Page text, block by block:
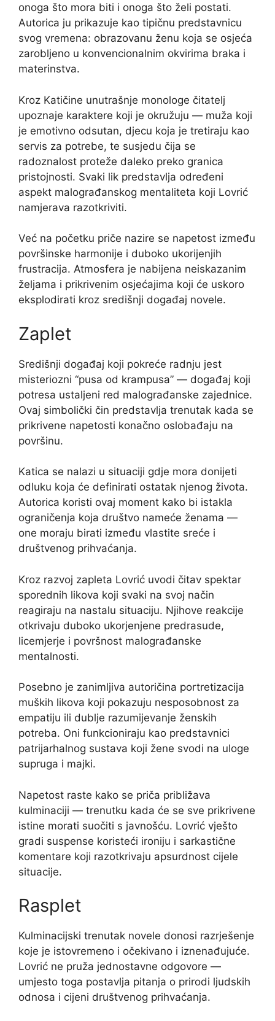
onoga što mora biti i onoga što želi postati.
Autorica ju prikazuje kao tipičnu predstavnicu
svog vremena: obrazovanu ženu koja se osjeća
zarobljeno u konvencionalnim okvirima braka i
materinstva.
Kroz Katičine unutrašnje monologe čitatelj
upoznaje karaktere koji je okružuju — muža koji
je emotivno odsutan, djecu koja je tretiraju kao
servis za potrebe, te susjedu čija se
radoznalost proteže daleko preko granica
pristojnosti. Svaki lik predstavlja određeni
aspekt malograđanskog mentaliteta koji Lovrić
namjerava razotkriviti.
Već na početku priče nazire se napetost između
površinske harmonije i duboko ukorijenjih
frustracija. Atmosfera je nabijena neiskazanim
željama i prikrivenim osjećajima koji će uskoro
eksplodirati kroz središnji događaj novele.
Zaplet
Središnji događaj koji pokreće radnju jest
misteriozni “pusa od krampusa” — događaj koji
potresa ustaljeni red malograđanske zajednice.
Ovaj simbolički čin predstavlja trenutak kada se
prikrivene napetosti konačno oslobađaju na
površinu.
Katica se nalazi u situaciji gdje mora donijeti
odluku koja će definirati ostatak njenog života.
Autorica koristi ovaj moment kako bi istakla
ograničenja koja društvo nameće ženama —
one moraju birati između vlastite sreće i
društvenog prihvaćanja.
Kroz razvoj zapleta Lovrić uvodi čitav spektar
sporednih likova koji svaki na svoj način
reagiraju na nastalu situaciju. Njihove reakcije
otkrivaju duboko ukorjenjene predrasude,
licemjerje i površnost malograđanske
mentalnosti.
Posebno je zanimljiva autoričina portretizacija
muških likova koji pokazuju nesposobnost za
empatiju ili dublje razumijevanje ženskih
potreba. Oni funkcioniraju kao predstavnici
patrijarhalnog sustava koji žene svodi na uloge
supruga i majki.
Napetost raste kako se priča približava
kulminaciji — trenutku kada će se sve prikrivene
istine morati suočiti s javnošću. Lovrić vješto
gradi suspense koristeći ironiju i sarkastične
komentare koji razotkrivaju apsurdnost cijele
situacije.
Rasplet
Kulminacijski trenutak novele donosi razrješenje
koje je istovremeno i očekivano i iznenađujuće.
Lovrić ne pruža jednostavne odgovore —
umjesto toga postavlja pitanja o prirodi ljudskih
odnosa i cijeni društvenog prihvaćanja.